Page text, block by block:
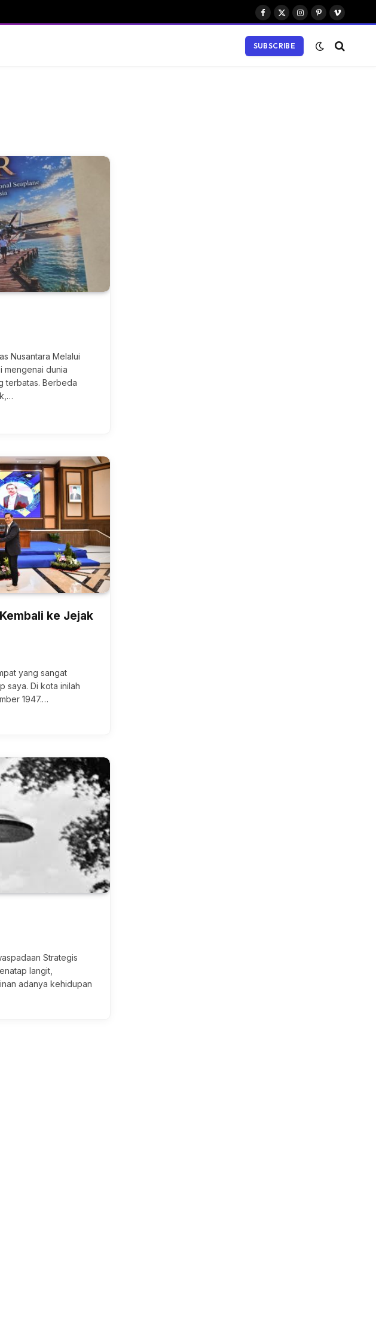
Facebook
X
Instagram
PinterestVimeo
SUBSCRIBE
Nusantara Melalui
mengenai dunia
terbatas. Berbeda
ke Jejak
yang sangat
saya. Di kota inilah
1947.…
Strategis
langit,
adanya kehidupan